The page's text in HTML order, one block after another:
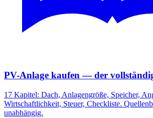
PV-Anlage kaufen — der
17 Kapitel: Dach, Anlagengröße, Speicher,
Wirtschaftlichkeit, Steuer, Checkliste.
unabhängig.